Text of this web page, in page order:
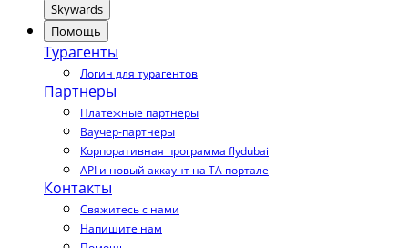
Skywards
Помощь
Турагенты
Логин для турагентов
Партнеры
Платежные партнеры
Ваучер-партнеры
Корпоративная программа flydubai
API и новый аккаунт на TA портале
Контакты
Свяжитесь с нами
Напишите нам